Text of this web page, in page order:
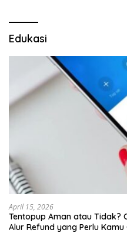
Edukasi
April 15, 2026
Tentopup Aman atau Tidak?
Alur Refund yang Perlu Kamu